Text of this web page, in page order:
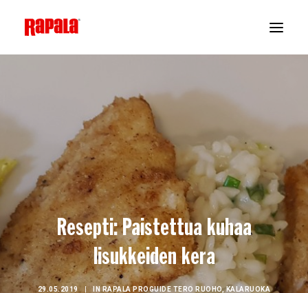
Resepti: Paistettua kuhaa
lisukkeiden kera
29.05.2019 | IN RAPALA PROGUIDE TERO RUOHO,KALARUOKA